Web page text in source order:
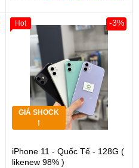
GIÁ SHOCK
!
iPhone 11 - Quốc Tế - 128G (
likenew 98% )
-3%
Hot